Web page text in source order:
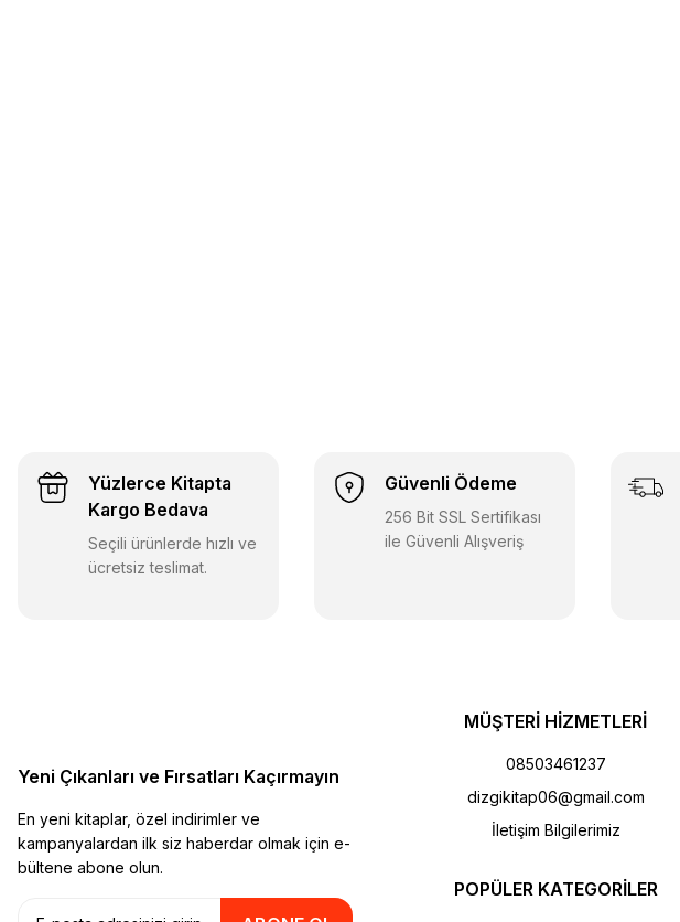
Yüzlerce Kitapta
Kargo Bedava
Seçili ürünlerde hızlı ve
ücretsiz teslimat.
Güvenli Ödeme
256 Bit SSL Sertifikası
ile Güvenli Alışveriş
Yeni Çıkanları ve Fırsatları Kaçırmayın
En yeni kitaplar, özel indirimler ve
kampanyalardan ilk siz haberdar olmak için e-
bültene abone olun.
MÜŞTERİ HİZMETLERİ
08503461237
dizgikitap06@gmail.com
İletişim Bilgilerimiz
POPÜLER KATEGORİLER